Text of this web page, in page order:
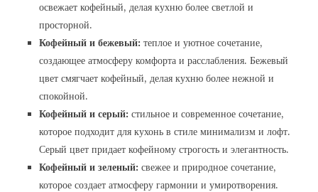
освежает кофейный, делая кухню более светлой и
просторной.
Кофейный и бежевый: теплое и уютное сочетание,
создающее атмосферу комфорта и расслабления. Бежевый
цвет смягчает кофейный, делая кухню более нежной и
спокойной.
Кофейный и серый: стильное и современное сочетание,
которое подходит для кухонь в стиле минимализм и лофт.
Серый цвет придает кофейному строгость и элегантность.
Кофейный и зеленый: свежее и природное сочетание,
которое создает атмосферу гармонии и умиротворения.